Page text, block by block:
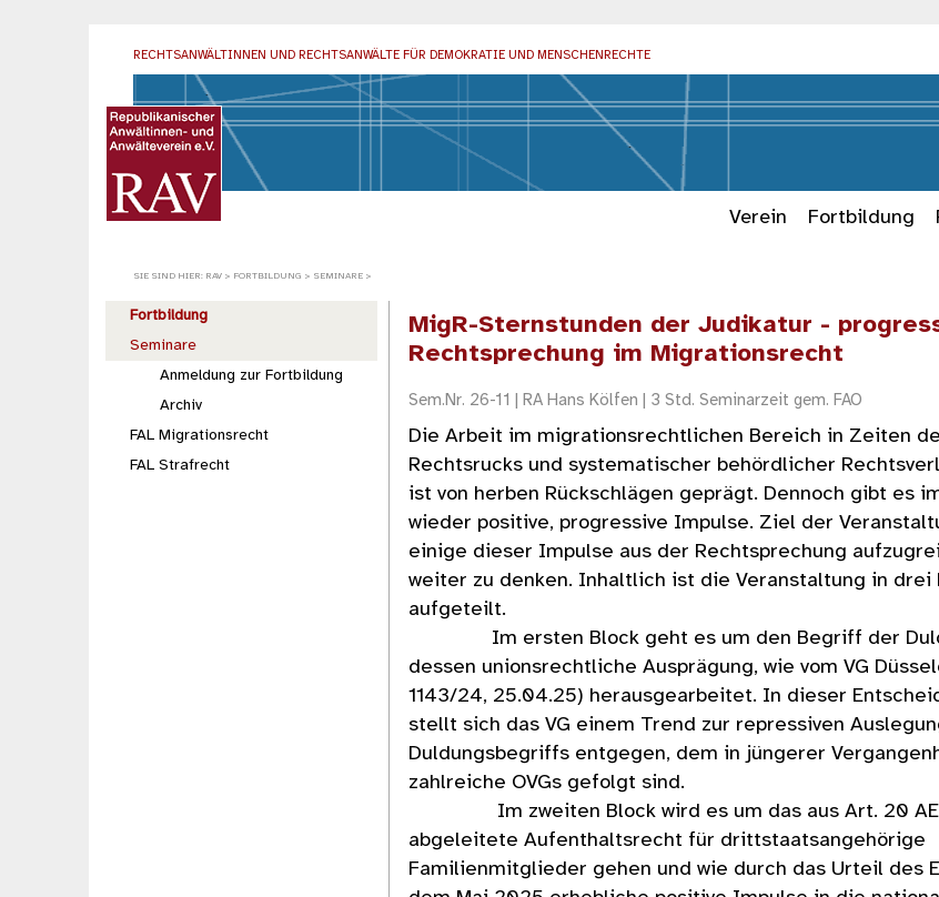
RECHTSANWÄLTINNEN UND RECHTSANWÄLTE FÜR DEMOKRATIE UND MENSCHENRECHTE
Verein Fortbildung
SIE SIND HIER: RAV> FORTBILDUNG > SEMINARE>
Fortbildung
Seminare
Anmeldung zur Fortbildung
Archiv
FAL Migrationsrecht
FAL Strafrecht
MigR-Sternstunden der Judikatur -
Rechtsprechung im Migrationsrecht
Sem.Nr. 26-11 | RA Hans Kölfen | 3 Std. Seminarzeit gem. FAO
Die Arbeit im migrationsrechtlichen Bereich in Zeiten
Rechtsrucks und systematischer behördlicher
ist von herben Rückschlägen geprägt. Dennoch gibt es
wieder positive, progressive Impulse. Ziel der
einige dieser Impulse aus der Rechtsprechung
weiter zu denken. Inhaltlich ist die Veranstaltung in drei
aufgeteilt.
Im ersten Block geht es um den Begriff der
dessen unionsrechtliche Ausprägung, wie vom VG
1143/24, 25.04.25) herausgearbeitet. In dieser
stellt sich das VG einem Trend zur repressiven
Duldungsbegriffs entgegen, dem in jüngerer
zahlreiche OVGs gefolgt sind.
Im zweiten Block wird es um das aus Art. 20
abgeleitete Aufenthaltsrecht für drittstaatsangehörige
Familienmitglieder gehen und wie durch das Urteil des